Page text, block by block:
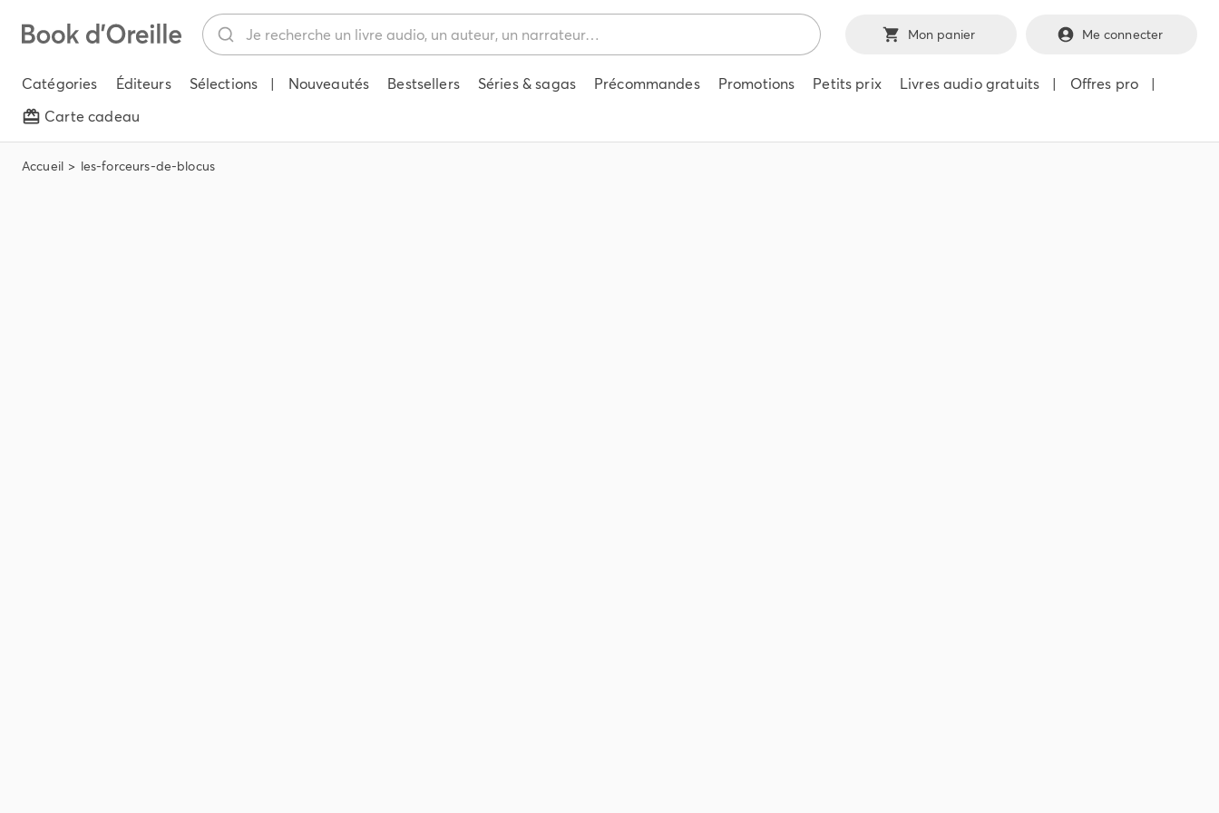
Mon panier Me connecter
Catégories Éditeurs Sélections | Nouveautés Bestsellers Séries & sagas Précommandes Promotions Petits prix Livres audio gratuits | Offres pro
|
Carte cadeau
Accueil les-forceurs-de-blocus